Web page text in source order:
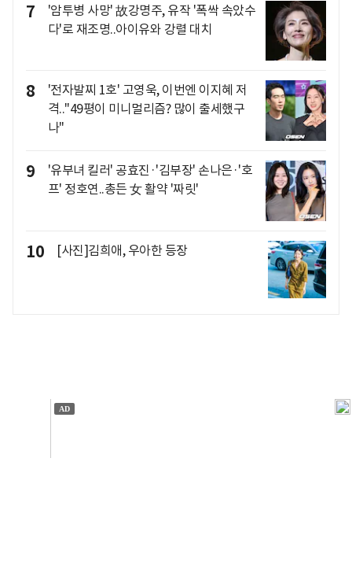
7
'암투병 사망' 故강명주, 유작 '폭싹 속았수
다'로 재조명..아이유와 강렬 대치
8
'전자발찌 1호' 고영욱, 이번엔 이지혜 저
격.."49평이 미니멀리즘? 많이 출세했구
나"
9
'유부녀 킬러' 공효진·'김부장' 손나은·'호
프' 정호연..총든 女 활약 '짜릿'
10 [사진]김희애, 우아한 등장